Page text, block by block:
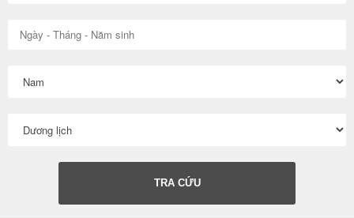
TRA CỨU